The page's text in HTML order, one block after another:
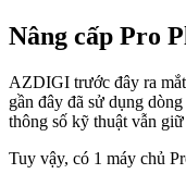
Nâng cấp Pro
AZDIGI trước đây ra
gần đây đã sử dụng
thông số kỹ thuật vẫn
Tuy vậy, có 1 máy chủ